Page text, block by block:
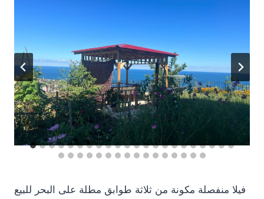
فيلا منفصلة مكونة من ثلاثة طوابق مطلة على البحر للبيع